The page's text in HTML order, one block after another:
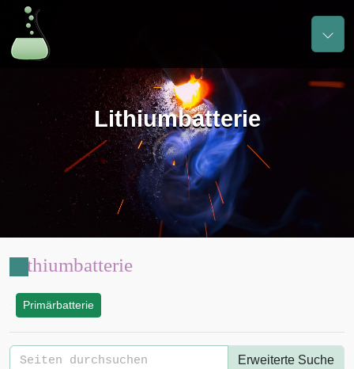
Lithiumbatterie
Lithiumbatterie
Primärbatterie
Erweiterte Suche